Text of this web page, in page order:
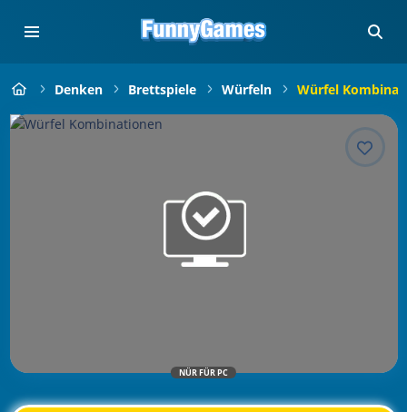
Denken Brettspiele Würfeln Würfel
NÜR FÜR PC